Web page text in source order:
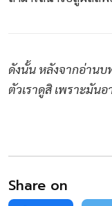
ดังนั้น หลังจากอ่าน
ตัวเราดูสิ เพราะมัน
Share on